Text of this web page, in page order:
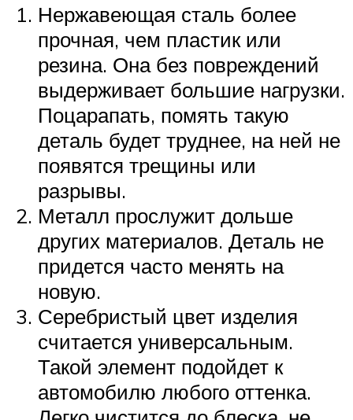
Нержавеющая сталь более
прочная, чем пластик или
резина. Она без повреждений
выдерживает большие нагрузки.
Поцарапать, помять такую
деталь будет труднее, на ней не
появятся трещины или
разрывы.
Металл прослужит дольше
других материалов. Деталь не
придется часто менять на
новую.
Серебристый цвет изделия
считается универсальным.
Такой элемент подойдет к
автомобилю любого оттенка.